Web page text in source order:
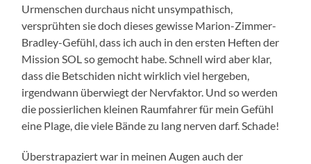
Urmenschen durchaus nicht unsympathisch,
versprühten sie doch dieses gewisse Marion-Zimmer-
Bradley-Gefühl, dass ich auch in den ersten Heften der
Mission SOL so gemocht habe. Schnell wird aber klar,
dass die Betschiden nicht wirklich viel hergeben,
irgendwann überwiegt der Nervfaktor. Und so werden
die possierlichen kleinen Raumfahrer für mein Gefühl
eine Plage, die viele Bände zu lang nerven darf. Schade!
Überstrapaziert war in meinen Augen auch der